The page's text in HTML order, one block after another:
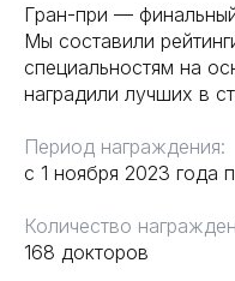
Гран-при —
Мы составили
специальностям на
наградили лучших в
Период награждения:
с 1 ноября 2023 года
Количество
168 докторов